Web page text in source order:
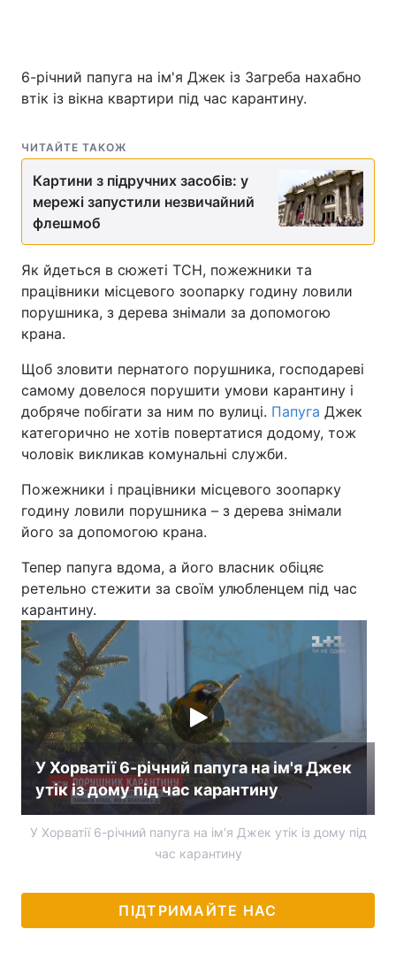
6-річний папуга на ім'я Джек із Загреба нахабно
втік із вікна квартири під час карантину.
ЧИТАЙТЕ ТАКОЖ
Картини з підручних засобів: у
мережі запустили незвичайний
флешмоб
Як йдеться в сюжеті ТСН, пожежники та
працівники місцевого зоопарку годину ловили
порушника, з дерева знімали за допомогою
крана.
Щоб зловити пернатого порушника, господареві
самому довелося порушити умови карантину і
добряче побігати за ним по вулиці. Папуга Джек
категорично не хотів повертатися додому, тож
чоловік викликав комунальні служби.
Пожежники і працівники місцевого зоопарку
годину ловили порушника – з дерева знімали
його за допомогою крана.
Тепер папуга вдома, а його власник обіцяє
ретельно стежити за своїм улюбленцем під час
карантину.
У Хорватії 6-річний папуга на ім'я Джек
утік із дому під час карантину
У Хорватії 6-річний папуга на ім'я Джек утік із дому під
час карантину
ПІДТРИМАЙТЕ НАС